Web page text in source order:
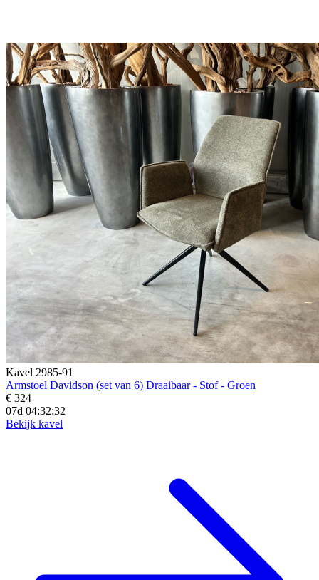
Kavel 2985-91
Armstoel Davidson (set van 6) Draaibaar - Stof - Groen
€ 324
07d 04:32:30
Bekijk kavel